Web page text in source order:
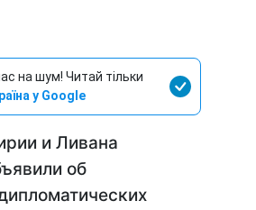
на шум! Читай тільки
у Google
и Ливана
об